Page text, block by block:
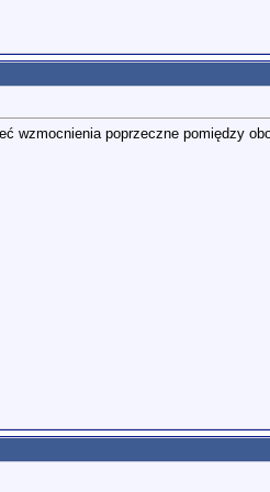
wzmocnienia poprzeczne pomiędzy